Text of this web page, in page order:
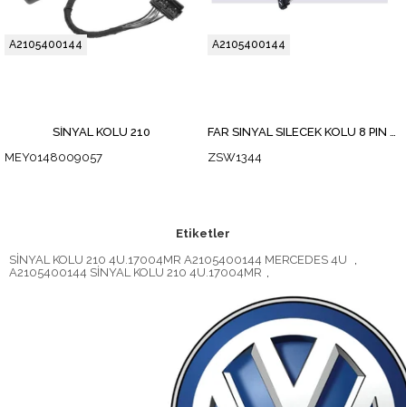
SİNYAL KOLU 210
MEY0148009057
A2105400144
FAR SINYAL SILECEK KOLU 8 PIN MERCEDES E SERISI (W210) 1995-2002
ZSW1344
A2105400144
Etiketler
SİNYAL KOLU 210 4U.17004MR A2105400144 MERCEDES 4U
,
A2105400144 SİNYAL KOLU 210 4U.17004MR ,